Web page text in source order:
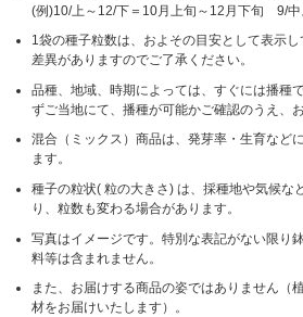
(例)10/上～12/下＝10月上旬～12月下旬 9/中
1袋の種子粒数は、およその目安として表示
差異がありますのでご了承ください。
品種、地域、時期によっては、すぐには播種
ずご当地にて、播種が可能かご確認のうえ、
混合（ミックス）商品は、発芽率・生育など
ます。
種子の粒状( 粒の大きさ) は、採種地や気候な
り、粒数も変わる場合があります。
写真はイメージです。特別な表記がない限り
料等は含まれません。
また、お届けする商品の姿ではありません（
材をお届けいたします）。